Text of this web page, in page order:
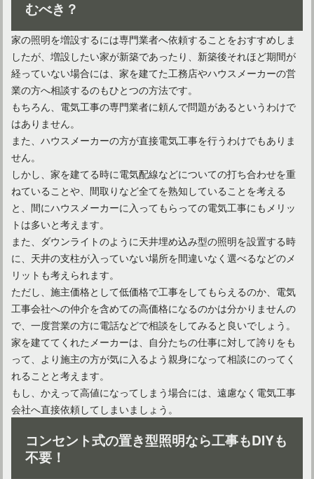
おしゃれな部屋は間接照明を上手に配置！そのコツとは？
和室は間接照明と天井照明でおしゃれな空間にできる！
玄関は家の顔！間接照明でおしゃれな雰囲気を演出してみよう
リビングを優しく照らす間接照明！LED対応はメリットが多い
リビング照明は「ダウンライト」でおしゃれな空間づくりに！
ダウンライトをリビングに配置するときの基本的な考え方は？
むべき？
家の照明を増設するには専門業者へ依頼することをおすすめしま
したが、増設したい家が新築であったり、新築後それほど期間が
経っていない場合には、家を建てた工務店やハウスメーカーの営
業の方へ相談するのもひとつの方法です。
もちろん、電気工事の専門業者に頼んで問題があるというわけで
はありません。
また、ハウスメーカーの方が直接電気工事を行うわけでもありま
せん。
しかし、家を建てる時に電気配線などについての打ち合わせを重
ねていることや、間取りなど全てを熟知していることを考える
と、間にハウスメーカーに入ってもらっての電気工事にもメリッ
トは多いと考えます。
また、ダウンライトのように天井埋め込み型の照明を設置する時
に、天井の支柱が入っていない場所を間違いなく選べるなどのメ
リットも考えられます。
ただし、施主価格として低価格で工事をしてもらえるのか、電気
工事会社への仲介を含めての高価格になるのかは分かりませんの
で、一度営業の方に電話などで相談をしてみると良いでしょう。
家を建ててくれたメーカーは、自分たちの仕事に対して誇りをも
って、より施主の方が気に入るよう親身になって相談にのってく
れることと考えます。
もし、かえって高値になってしまう場合には、遠慮なく電気工事
会社へ直接依頼してしまいましょう。
コンセント式の置き型照明なら工事もDIYも
不要！